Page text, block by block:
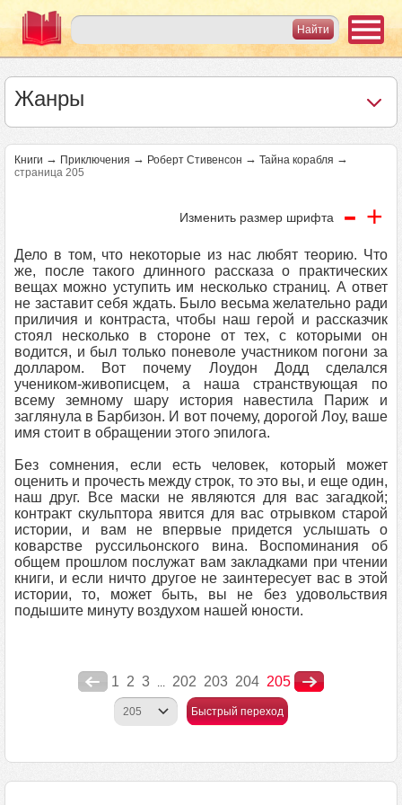
Жанры
Книги → Приключения → Роберт Стивенсон → Тайна корабля →
страница 205
Изменить размер шрифта - +
Дело в том, что некоторые из нас любят теорию. Что
же, после такого длинного рассказа о практических
вещах можно уступить им несколько страниц. А ответ
не заставит себя ждать. Было весьма желательно ради
приличия и контраста, чтобы наш герой и рассказчик
стоял несколько в стороне от тех, с которыми он
водится, и был только поневоле участником погони за
долларом. Вот почему Лоудон Додд сделался
учеником-живописцем, а наша странствующая по
всему земному шару история навестила Париж и
заглянула в Барбизон. И вот почему, дорогой Лоу, ваше
имя стоит в обращении этого эпилога.
Без сомнения, если есть человек, который может
оценить и прочесть между строк, то это вы, и еще один,
наш друг. Все маски не являются для вас загадкой;
контракт скульптора явится для вас отрывком старой
истории, и вам не впервые придется услышать о
коварстве руссильонского вина. Воспоминания об
общем прошлом послужат вам закладками при чтении
книги, и если ничто другое не заинтересует вас в этой
истории, то, может быть, вы не без удовольствия
подышите минуту воздухом нашей юности.
1 2 3 ... 202 203 204 205
Быстрый переход